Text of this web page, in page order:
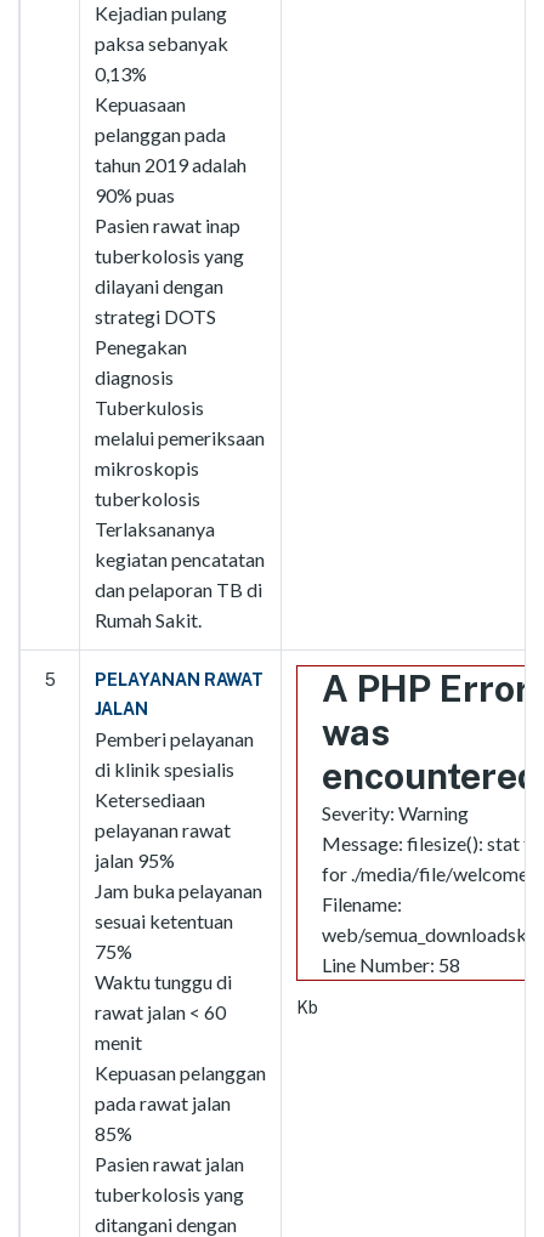
Kejadian pulang
paksa sebanyak
0,13%
Kepuasaan
pelanggan pada
tahun 2019 adalah
90% puas
Pasien rawat inap
tuberkolosis yang
dilayani dengan
strategi DOTS
Penegakan
diagnosis
Tuberkulosis
melalui pemeriksaan
mikroskopis
tuberkolosis
Terlaksananya
kegiatan pencatatan
dan pelaporan TB di
Rumah Sakit.
5
PELAYANAN RAWAT
JALAN
Pemberi pelayanan
di klinik spesialis
Ketersediaan
pelayanan rawat
jalan 95%
Jam buka pelayanan
sesuai ketentuan
75%
Waktu tunggu di
rawat jalan < 60
menit
Kepuasan pelanggan
pada rawat jalan
85%
Pasien rawat jalan
tuberkolosis yang
ditangani dengan
A PHP Error
was
encountered
Severity: Warning
Message: filesize(): stat
for ./media/file/
Filename:
web/
Line Number: 58
Kb